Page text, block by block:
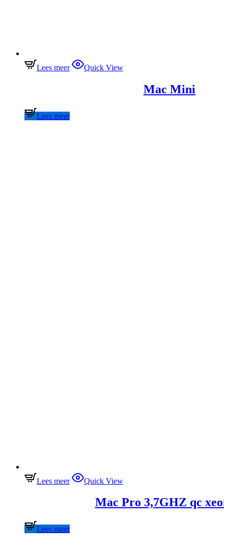
Lees meer Quick View
Mac Mini
Lees meer
Lees meer Quick View
Mac Pro 3,7GHZ qc
Lees meer